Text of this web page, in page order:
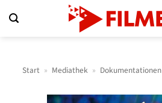
Inhalt
Start » Mediathek » Dokumentationen